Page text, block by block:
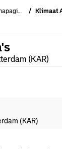
Klimaat
(KAR)
(KAR)